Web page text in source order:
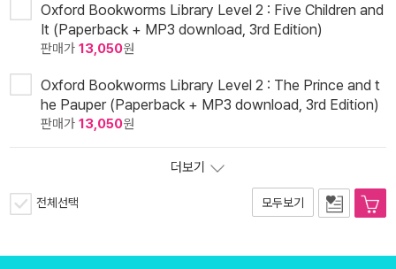
Oxford Bookworms Library Level 2 : Five Children and
It (Paperback + MP3 download, 3rd Edition)
판매가 13,050원
Oxford Bookworms Library Level 2 : The Prince and t
he Pauper (Paperback + MP3 download, 3rd Edition)
판매가 13,050원
더보기
전체선택 모두보기